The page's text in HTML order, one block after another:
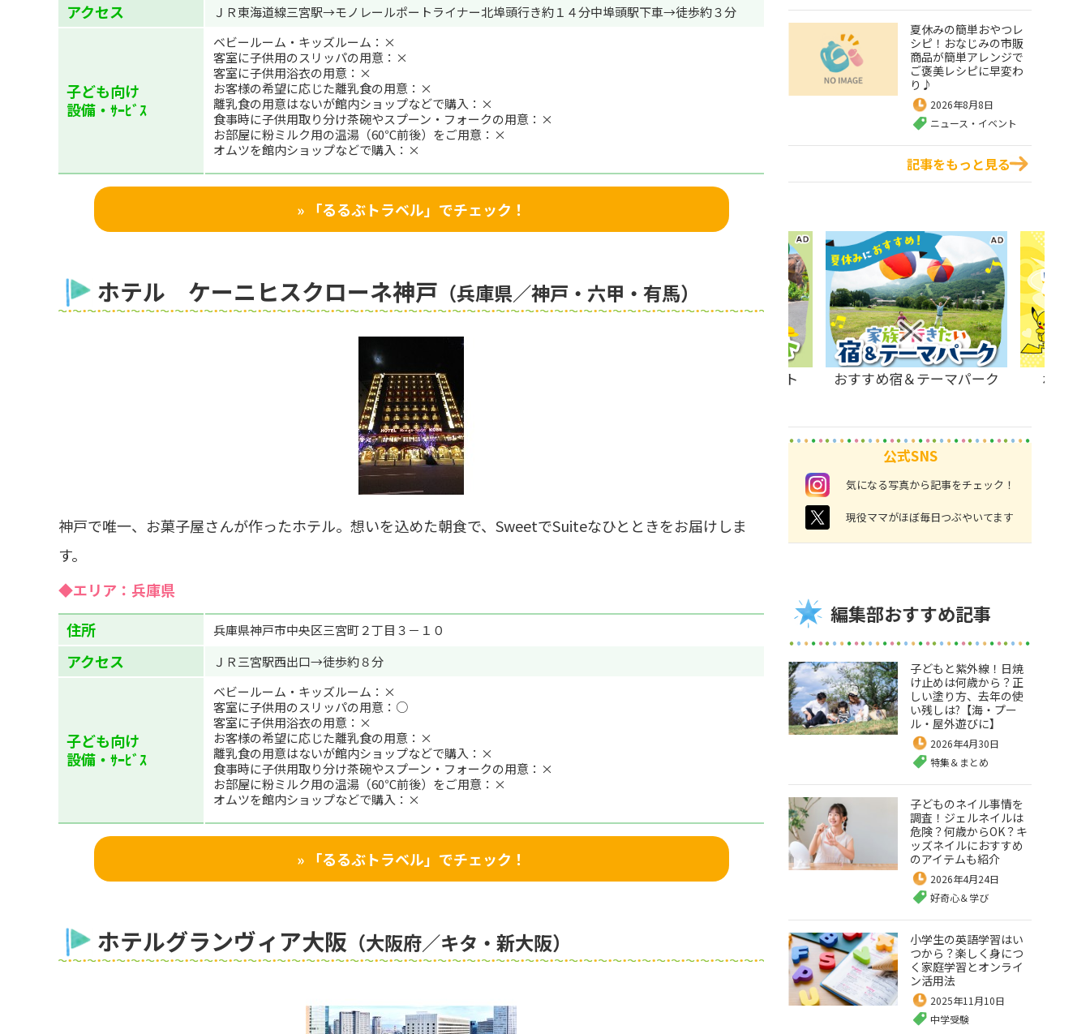
アクセス ＪＲ東海道線三宮駅→モノレールポートライナー北埠頭行き約１４分中埠頭駅下車→徒歩約３分
子ども向け
設備・ｻｰﾋﾞｽ
ベビールーム・キッズルーム：×
客室に子供用のスリッパの用意：×
客室に子供用浴衣の用意：×
お客様の希望に応じた離乳食の用意：×
離乳食の用意はないが館内ショップなどで購入：×
食事時に子供用取り分け茶碗やスプーン・フォークの用意：×
お部屋に粉ミルク用の温湯（60℃前後）をご用意：×
オムツを館内ショップなどで購入：×
» 「るるぶトラベル」でチェック！
ホテル ケーニヒスクローネ神戸 （兵庫県／神戸・六甲・有馬）
神戸で唯一、お菓子屋さんが作ったホテル。想いを込めた朝食で、SweetでSuiteなひとときをお届けしま
す。
◆エリア：兵庫県
住所
兵庫県神戸市中央区三宮町２丁目３－１０
アクセス ＪＲ三宮駅西出口→徒歩約８分
子ども向け
設備・ｻｰﾋﾞｽ
ベビールーム・キッズルーム：×
客室に子供用のスリッパの用意：○
客室に子供用浴衣の用意：×
お客様の希望に応じた離乳食の用意：×
離乳食の用意はないが館内ショップなどで購入：×
食事時に子供用取り分け茶碗やスプーン・フォークの用意：×
お部屋に粉ミルク用の温湯（60℃前後）をご用意：×
オムツを館内ショップなどで購入：×
» 「るるぶトラベル」でチェック！
ホテルグランヴィア大阪 （大阪府／キタ・新大阪）
夏休みの簡単おやつレ
シピ！おなじみの市販
商品が簡単アレンジで
ご褒美レシピに早変わ
り♪
2026年8月8日
ニュース・イベント
記事をもっと見る
伊豆＆小田原のスポット おすすめ宿＆テーマパーク ポケモ
公式SNS
instagram 気になる写真から記事をチェック！
twitter 現役ママがほぼ毎日つぶやいてます
編集部おすすめ記事
子どもと紫外線！日焼
け止めは何歳から？正
しい塗り方、去年の使
い残しは?【海・プー
ル・屋外遊びに】
2026年4月30日
特集＆まとめ
子どものネイル事情を
調査！ジェルネイルは
危険？何歳からOK？キ
ッズネイルにおすすめ
のアイテムも紹介
2026年4月24日
好奇心＆学び
小学生の英語学習はい
つから？楽しく身につ
く家庭学習とオンライ
ン活用法
2025年11月10日
中学受験